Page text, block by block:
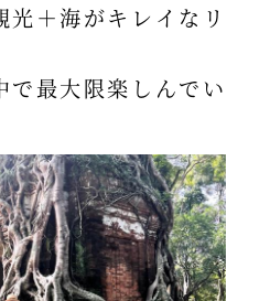
＋海がキレイなリ
最大限楽しんでい